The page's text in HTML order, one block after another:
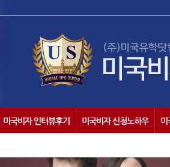
미국비자 인터뷰후기 미국비자 신청노하우 미